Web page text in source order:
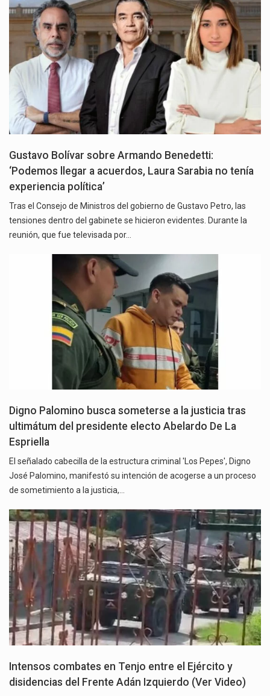
Gustavo Bolívar sobre Armando Benedetti:
‘Podemos llegar a acuerdos, Laura Sarabia no tenía
experiencia política’
Tras el Consejo de Ministros del gobierno de Gustavo Petro, las
tensiones dentro del gabinete se hicieron evidentes. Durante la
reunión, que fue televisada por…
Digno Palomino busca someterse a la justicia tras
ultimátum del presidente electo Abelardo De La
Espriella
El señalado cabecilla de la estructura criminal 'Los Pepes', Digno
José Palomino, manifestó su intención de acogerse a un proceso
de sometimiento a la justicia,…
Intensos combates en Tenjo entre el Ejército y
disidencias del Frente Adán Izquierdo (Ver Video)